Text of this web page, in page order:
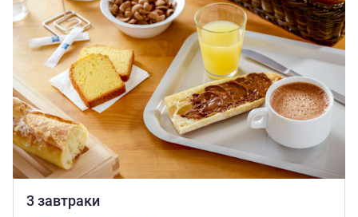
3 завтраки